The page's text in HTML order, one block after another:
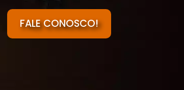
FALE CONOSCO!